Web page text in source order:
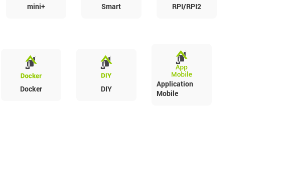
mini+ Smart RPI/RPI2
Docker DIY
Application
Mobile